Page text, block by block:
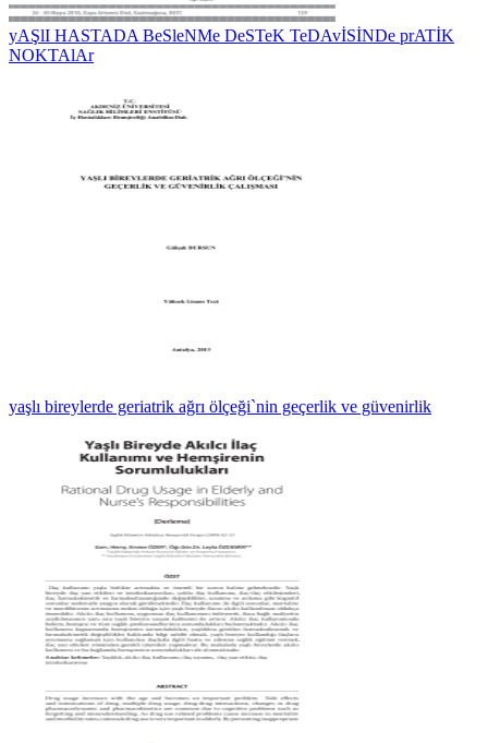
yAŞlI HASTADA BeSleNMe DeSTeK TeDAvİSİNDe prATİK
NOKTAlAr
yaşlı bireylerde geriatrik ağrı ölçeği`nin geçerlik ve güvenirlik